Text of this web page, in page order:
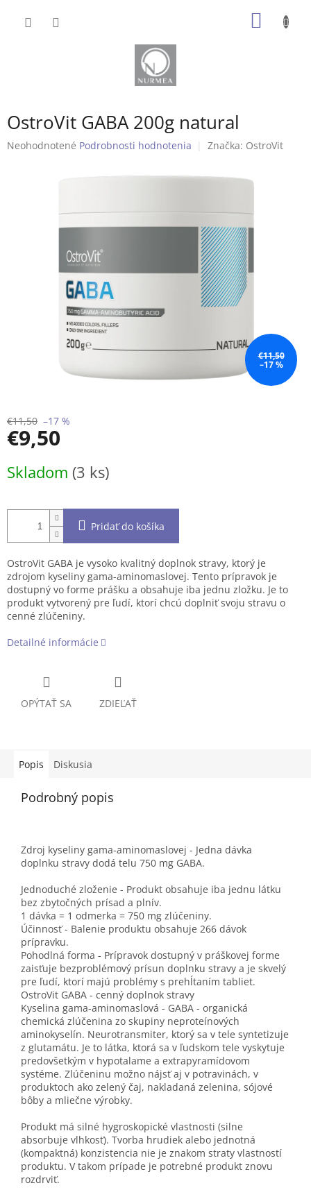
OstroVit GABA 200g natural
Priemerné
Neohodnotené Podrobnosti hodnotenia Značka: OstroVit
€11,50
–17 %
€11,50 –17 %
€9,50
cena:
Skladom (3 ks)
Pridať do košíka
OstroVit GABA je vysoko kvalitný doplnok stravy, ktorý je
zdrojom kyseliny gama-aminomaslovej. Tento prípravok je
dostupný vo forme prášku a obsahuje iba jednu zložku. Je to
produkt vytvorený pre ľudí, ktorí chcú doplniť svoju stravu o
cenné zlúčeniny.
Detailné informácie
OPÝTAŤ SA ZDIEĽAŤ
Popis Diskusia
Podrobný popis
Zdroj kyseliny gama-aminomaslovej - Jedna dávka
doplnku stravy dodá telu 750 mg GABA.
Jednoduché zloženie - Produkt obsahuje iba jednu látku
bez zbytočných prísad a plnív.
1 dávka = 1 odmerka = 750 mg zlúčeniny.
Účinnosť - Balenie produktu obsahuje 266 dávok
prípravku.
Pohodlná forma - Prípravok dostupný v práškovej forme
zaisťuje bezproblémový prísun doplnku stravy a je skvelý
pre ľudí, ktorí majú problémy s prehĺtaním tabliet.
OstroVit GABA - cenný doplnok stravy
Kyselina gama-aminomaslová - GABA - organická
chemická zlúčenina zo skupiny neproteínových
aminokyselín. Neurotransmiter, ktorý sa v tele syntetizuje
z glutamátu. Je to látka, ktorá sa v ľudskom tele vyskytuje
predovšetkým v hypotalame a extrapyramídovom
systéme. Zlúčeninu možno nájsť aj v potravinách, v
produktoch ako zelený čaj, nakladaná zelenina, sójové
bôby a mliečne výrobky.
Produkt má silné hygroskopické vlastnosti (silne
absorbuje vlhkosť). Tvorba hrudiek alebo jednotná
(kompaktná) konzistencia nie je znakom straty vlastností
produktu. V takom prípade je potrebné produkt znovu
rozdrviť.